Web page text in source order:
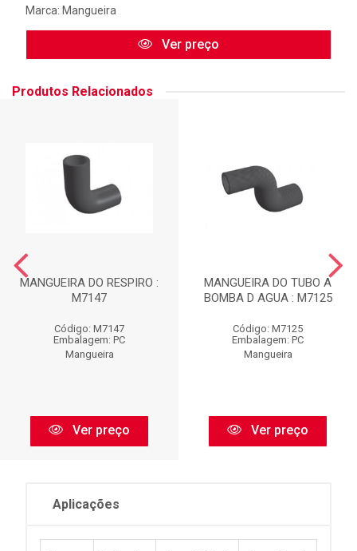
Marca: Mangueira
Ver preço
Produtos Relacionados
MANGUEIRA DO RESPIRO :
M7147
Código: M7147
Embalagem: PC
Mangueira
Ver preço
MANGUEIRA DO TUBO A
BOMBA D AGUA : M7125
Código: M7125
Embalagem: PC
Mangueira
Ver preço
Aplicações